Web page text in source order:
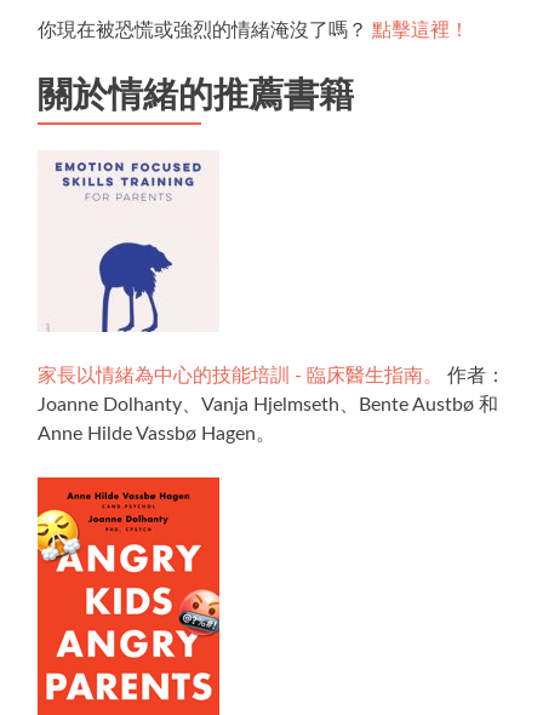
你現在被恐慌或強烈的情緒淹沒了嗎？ 點擊這裡！
關於情緒的推薦書籍
家長以情緒為中心的技能培訓 - 臨床醫生指南。
作者：
Joanne Dolhanty、Vanja Hjelmseth、Bente Austbø 和
Anne Hilde Vassbø Hagen。